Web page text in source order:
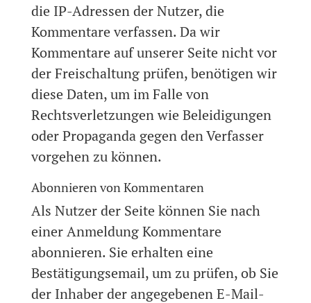
die IP-Adressen der Nutzer, die
Kommentare verfassen. Da wir
Kommentare auf unserer Seite nicht vor
der Freischaltung prüfen, benötigen wir
diese Daten, um im Falle von
Rechtsverletzungen wie Beleidigungen
oder Propaganda gegen den Verfasser
vorgehen zu können.
Abonnieren von Kommentaren
Als Nutzer der Seite können Sie nach
einer Anmeldung Kommentare
abonnieren. Sie erhalten eine
Bestätigungsemail, um zu prüfen, ob Sie
der Inhaber der angegebenen E-Mail-